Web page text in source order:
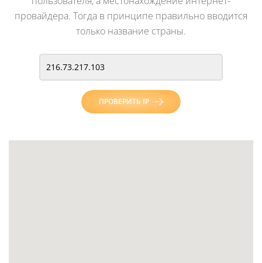
провайдера. Тогда в принципе правильно вводится
только название страны.
ПРОВЕРИТЬ IP